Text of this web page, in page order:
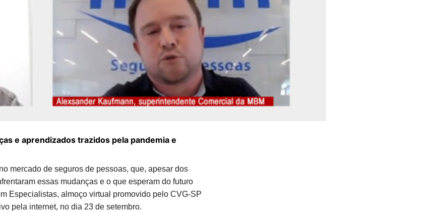
e aprendizados trazidos pela pandemia e
mercado de seguros de pessoas, que, apesar dos
essas mudanças e o que esperam do futuro
Especialistas, almoço virtual promovido pelo CVG-SP
pela internet, no dia 23 de setembro.